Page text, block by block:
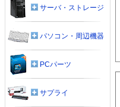
サーバ・ストレージ
パソコン・周辺機器
PCパーツ
サプライ